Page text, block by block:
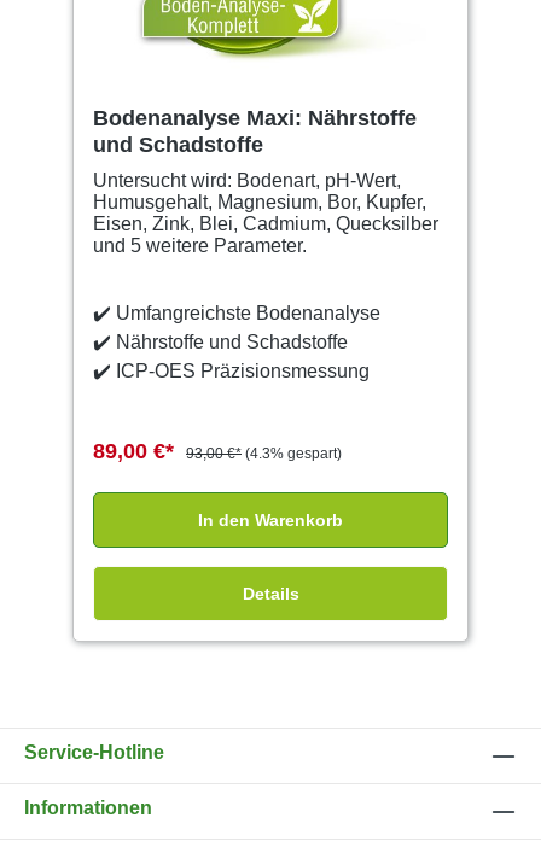
Bodenanalyse Maxi: Nährstoffe
und Schadstoffe
Untersucht wird: Bodenart, pH-Wert,
Humusgehalt, Magnesium, Bor, Kupfer,
Eisen, Zink, Blei, Cadmium, Quecksilber
und 5 weitere Parameter.
✔️ Umfangreichste Bodenanalyse
✔️ Nährstoffe und Schadstoffe
✔️ ICP-OES Präzisionsmessung
89,00 €* 93,00 €* (4.3% gespart)
In den Warenkorb
Details
Service-Hotline
Informationen